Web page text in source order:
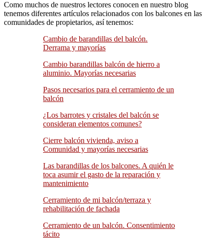
Como muchos de nuestros lectores conocen en nuestro blog
tenemos diferentes artículos relacionados con los balcones en las
comunidades de propietarios, así tenemos:
Cambio de barandillas del balcón.
Derrama y mayorías
Cambio barandillas balcón de hierro a
aluminio. Mayorías necesarias
Pasos necesarios para el cerramiento de un
balcón
¿Los barrotes y cristales del balcón se
consideran elementos comunes?
Cierre balcón vivienda, aviso a
Comunidad y mayorías necesarias
Las barandillas de los balcones. A quién le
toca asumir el gasto de la reparación y
mantenimiento
Cerramiento de mi balcón/terraza y
rehabilitación de fachada
Cerramiento de un balcón. Consentimiento
tácito